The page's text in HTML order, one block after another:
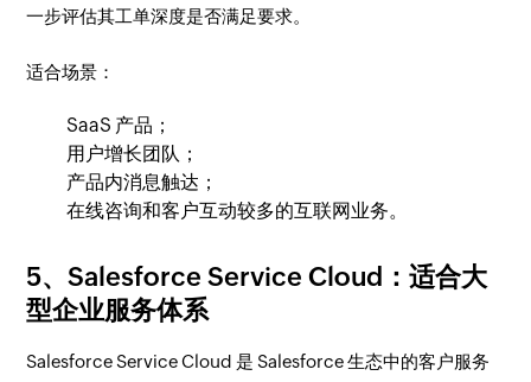
一步评估其工单深度是否满足要求。
适合场景：
SaaS 产品；
用户增长团队；
产品内消息触达；
在线咨询和客户互动较多的互联网业务。
5、Salesforce Service Cloud：适合大
型企业服务体系
Salesforce Service Cloud 是 Salesforce 生态中的客户服务